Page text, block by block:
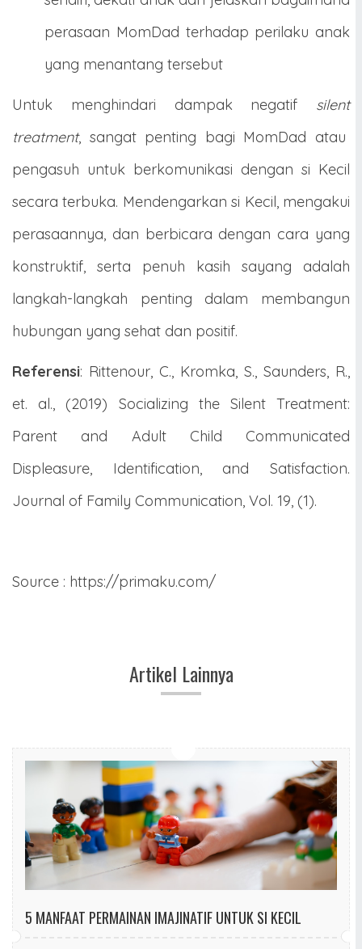
perasaan MomDad terhadap perilaku anak
yang menantang tersebut
Untuk menghindari dampak negatif silent
treatment, sangat penting bagi MomDad atau
pengasuh untuk berkomunikasi dengan si Kecil
secara terbuka. Mendengarkan si Kecil, mengakui
perasaannya, dan berbicara dengan cara yang
konstruktif, serta penuh kasih sayang adalah
langkah-langkah penting dalam membangun
hubungan yang sehat dan positif.
Referensi: Rittenour, C., Kromka, S., Saunders, R.,
et. al., (2019) Socializing the Silent Treatment:
Parent and Adult Child Communicated
Displeasure, Identification, and Satisfaction.
Journal of Family Communication, Vol. 19, (1).
Source : https://primaku.com/
Artikel Lainnya
5 MANFAAT PERMAINAN IMAJINATIF UNTUK SI KECIL